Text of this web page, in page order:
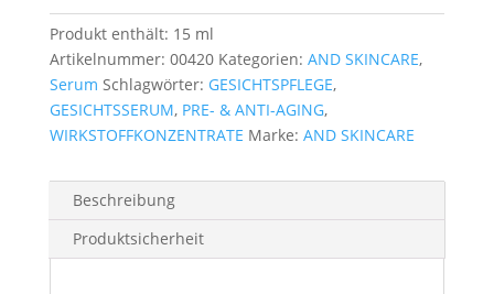
Produkt enthält: 15 ml
Artikelnummer: 00420 Kategorien: AND SKINCARE,
Serum Schlagwörter: GESICHTSPFLEGE,
GESICHTSSERUM, PRE- & ANTI-AGING,
WIRKSTOFFKONZENTRATE Marke: AND SKINCARE
Beschreibung
Produktsicherheit